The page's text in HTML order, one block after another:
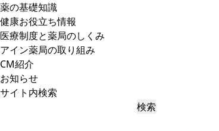
薬の基礎知識
健康お役立ち情報
医療制度と薬局のしくみ
アイン薬局の取り組み
CM紹介
お知らせ
サイト内検索
検索